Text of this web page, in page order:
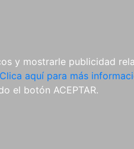
y mostrarle publicidad
Clica aquí para más
el botón ACEPTAR.
REVISTAS
CDS Y
DVDS